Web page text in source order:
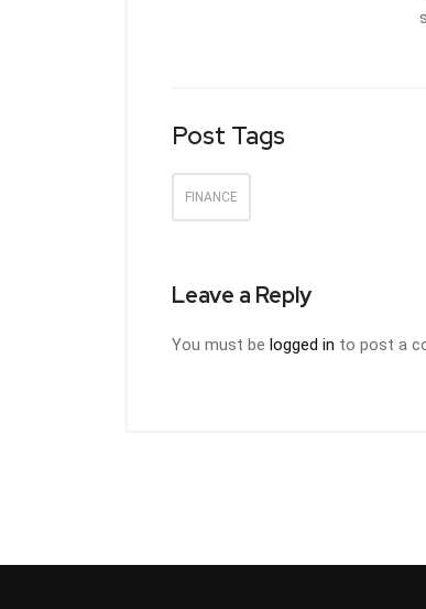
Post Tags
FINANCE
Leave a Reply
You must be logged in to post a